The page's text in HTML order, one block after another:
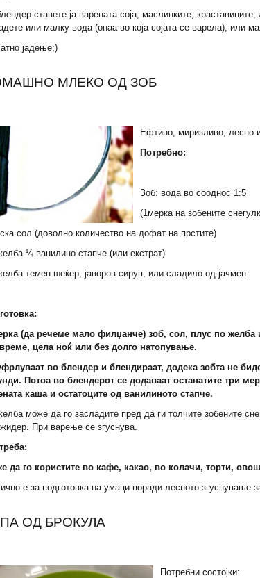
ставете ја варената соја, маслинките,
или малку вода (онаа во која сојата се варела), или
јадење;)
МЛЕКО ОД ЗОБ
Ефтино, миризливо, лесно
Потребно:
Зоб: вода во сооднос 1:5
(1мерка на зобените
сол (доволно количество на дофат на прстите)
¼ ванилино стапче (или екстрат)
темен шеќер, јаворов сируп, или сладило од јачмен
(да речеме мало филџанче) зоб, сол, плус по желба
цела ноќ или без долго натопување.
во блендер и блендираат, додека зобта не
Потоа во блендерот се додаваат останатите три
каша и остатоците од ванилиното стапче.
може да го засладите пред да ги толчите зобените
При варење се згуснува.
да го користите во кафе, какао, во колачи, торти,
е за подготовка на умаци поради лесното згуснување
ОД БРОКУЛА
Потребни состојки: